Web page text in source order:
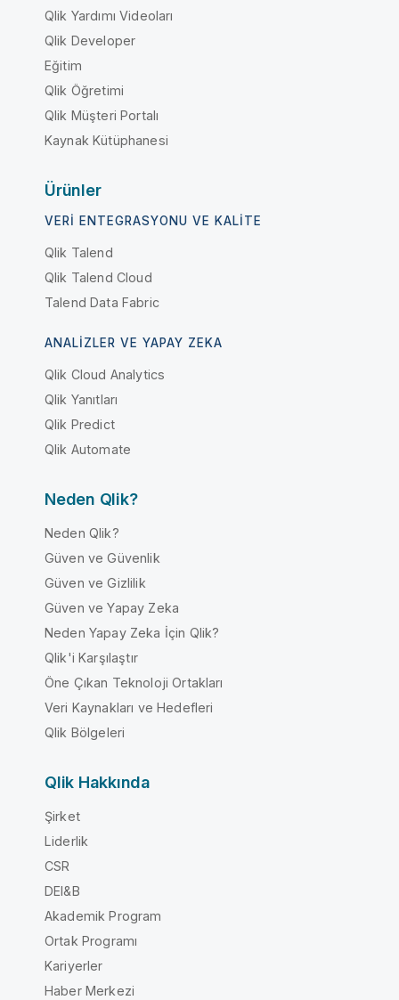
Qlik Yardımı Videoları
Qlik Developer
Eğitim
Qlik Öğretimi
Qlik Müşteri Portalı
Kaynak Kütüphanesi
Ürünler
VERI ENTEGRASYONU VE KALITE
Qlik Talend
Qlik Talend Cloud
Talend Data Fabric
ANALIZLER VE YAPAY ZEKA
Qlik Cloud Analytics
Qlik Yanıtları
Qlik Predict
Qlik Automate
Neden Qlik?
Neden Qlik?
Güven ve Güvenlik
Güven ve Gizlilik
Güven ve Yapay Zeka
Neden Yapay Zeka İçin Qlik?
Qlik'i Karşılaştır
Öne Çıkan Teknoloji Ortakları
Veri Kaynakları ve Hedefleri
Qlik Bölgeleri
Qlik Hakkında
Şirket
Liderlik
CSR
DEI&B
Akademik Program
Ortak Programı
Kariyerler
Haber Merkezi